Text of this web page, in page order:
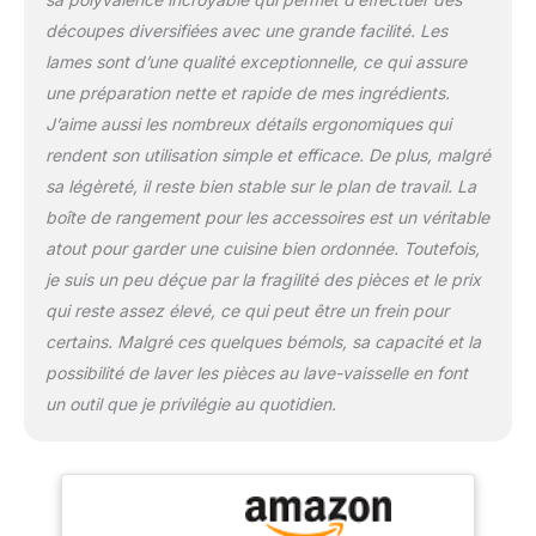
sauces, de mixer les
soupes et bien plus
encore. KIT COMPLET
POUR TOUTES LES
Équipé de 2 bols de
travail, d'une grande et
d'une petite lame pour
hacher/mélanger, d'une
lame pour la pâte, Petite
lame pour
hacher/mélanger, disque
réversible pour
déchiqueter/râper,
disque à trancher
ajustable, disque à
découper. Disque à
trancher réglable, grille à
découper, disque à
découpes diversifiées avec une grande facilité. Les
lames sont d’une qualité exceptionnelle, ce qui assure
une préparation nette et rapide de mes ingrédients.
J’aime aussi les nombreux détails ergonomiques qui
rendent son utilisation simple et efficace. De plus, malgré
sa légèreté, il reste bien stable sur le plan de travail. La
boîte de rangement pour les accessoires est un véritable
atout pour garder une cuisine bien ordonnée. Toutefois,
je suis un peu déçue par la fragilité des pièces et le prix
qui reste assez élevé, ce qui peut être un frein pour
certains. Malgré ces quelques bémols, sa capacité et la
possibilité de laver les pièces au lave-vaisselle en font
un outil que je privilégie au quotidien.